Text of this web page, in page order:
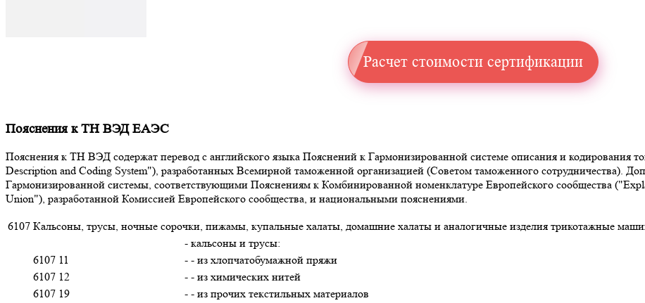
Расчет стоимости сертификации
Пояснения к ТН ВЭД ЕАЭС
Пояснения к ТН ВЭД содержат перевод с английского языка Пояснений к Гармонизированной системе описания и кодирования
Description and Coding System"), разработанных Всемирной таможенной организацией (Советом таможенного сотрудничества).
Гармонизированной системы, соответствующими Пояснениям к Комбинированной номенклатуре Европейского сообщества
Union"), разработанной Комиссией Европейского сообщества, и национальными пояснениями.
6107 Кальсоны, трусы, ночные сорочки, пижамы, купальные халаты, домашние халаты и аналогичные изделия трикотажные
- кальсоны и трусы:
6107 11
- - из хлопчатобумажной пряжи
6107 12
- - из химических нитей
6107 19
- - из прочих текстильных материалов